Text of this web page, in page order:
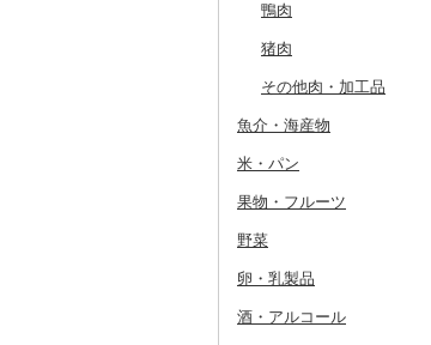
ベーコン・サラミ
その他豚肉（加工品）
鴨肉
猪肉
その他肉・加工品
魚介・海産物
カニ
ズワイガニ
毛ガニ
かにしゃぶ
エビ
ボタンエビ
伊勢海老
いくら
うに
明太子・たらこ
米・パン
米
無洗米
玄米
雑穀
餅
その他穀物加工品
果物・フルーツ
ぶどう・マスカット
巨峰
ナガノパープル
いちご
りんご
野菜
いも
じゃがいも
トマト
卵・乳製品
卵
酒・アルコール